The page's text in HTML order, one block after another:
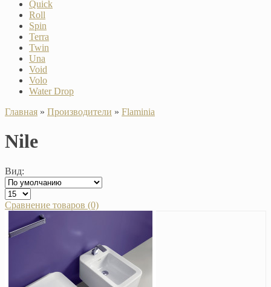
Quick
Roll
Spin
Terra
Twin
Una
Void
Volo
Water Drop
Главная » Производители » Flaminia
Nile
Вид:
Сравнение товаров (0)